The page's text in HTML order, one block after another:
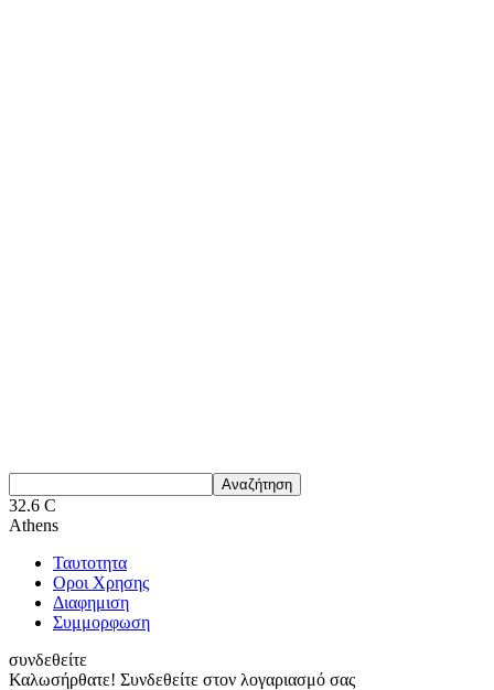
32.6 C
Athens
Ταυτοτητα
Οροι Χρησης
Διαφημιση
Συμμορφωση
συνδεθείτε
Καλωσήρθατε! Συνδεθείτε στον λογαριασμό σας